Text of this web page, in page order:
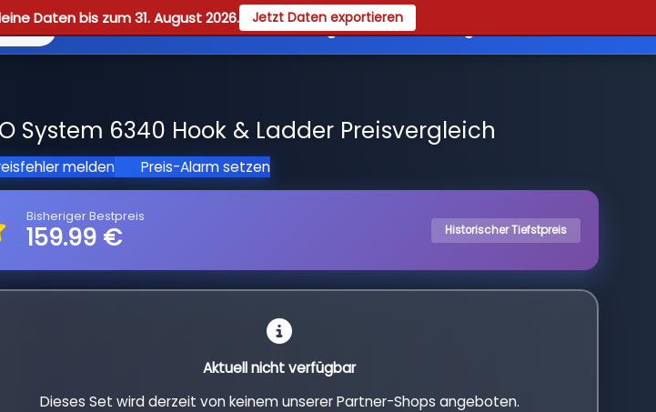
Daten bis zum 31. August 2026. Jetzt Daten exportieren
Reviews Guides Registrieren
System 6340 Hook & Ladder Preisvergleich
melden Preis-Alarm setzen
Bisheriger Bestpreis
159.99 € Historischer Tiefstpreis
Aktuell nicht verfügbar
Dieses Set wird derzeit von keinem unserer Partner-Shops angeboten.